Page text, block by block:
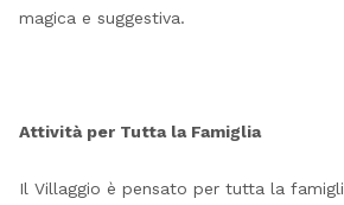
magica e suggestiva.
Attività per Tutta la Famiglia
Il Villaggio è pensato per tutta la